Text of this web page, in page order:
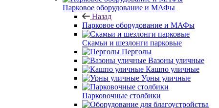
Парковое оборудование и МАФы
Назад
Парковое оборудование и МАФы
Скамьи и шезлонги парковые
Перголы
Вазоны уличные
Кашпо уличные
Урны уличные
Парковочные столбики